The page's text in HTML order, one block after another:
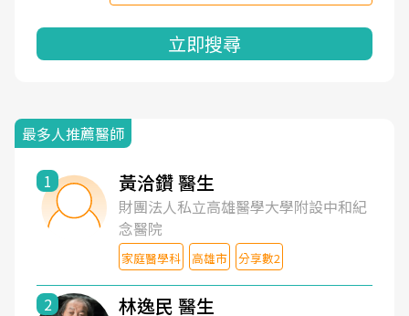
立即搜尋
最多人推薦醫師
1 黃洽鑽 醫生
財團法人私立高雄醫學大學附設中和紀
念醫院
家庭醫學科 高雄市 分享數2
2 林逸民 醫生